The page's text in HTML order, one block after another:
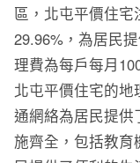
區，北屯平價住
29.96%，為居民
理費為每戶每月
北屯平價住宅的
通網絡為居民提供
施齊全，包括教育